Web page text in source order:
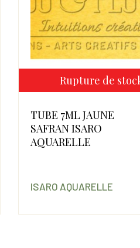
Rupture de
TUBE 7ML JAUNE
SAFRAN ISARO
AQUARELLE
ISARO AQUARELLE